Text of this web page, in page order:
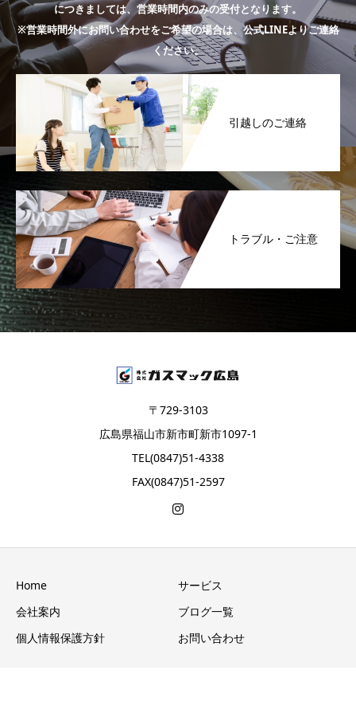
につきましては、営業時間内のみの受付となります。
※営業時間外にお問い合わせをご希望の場合は、公式LINEよりご連絡
ください。
引越しのご連絡
トラブル・ご注意
〒729-3103
広島県福山市新市町新市1097-1
TEL(0847)51-4338
FAX(0847)51-2597
Home
サービス
会社案内
ブログ一覧
個人情報保護方針
お問い合わせ